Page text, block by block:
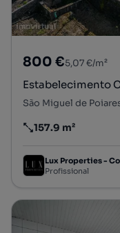
800 €5,07 €/m²
Estabelecimento
São Miguel de
Preço por metro
157.9 m²
Lux Properties -
Profissional